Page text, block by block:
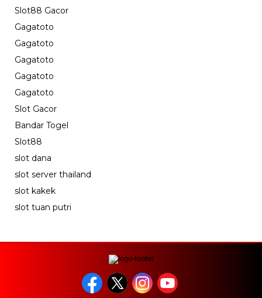
Slot88 Gacor
Gagatoto
Gagatoto
Gagatoto
Gagatoto
Gagatoto
Slot Gacor
Bandar Togel
Slot88
slot dana
slot server thailand
slot kakek
slot tuan putri